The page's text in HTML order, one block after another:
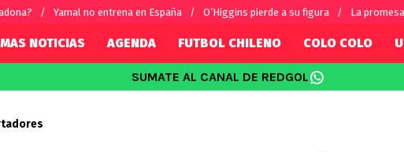
Yamal no entrena en España O’Higgins pierde a su figura La
Fútbol Internacional
NOTICIAS AGENDA FUTBOL CHILENO COLO COLO
SUMATE AL CANAL DE REDGOL